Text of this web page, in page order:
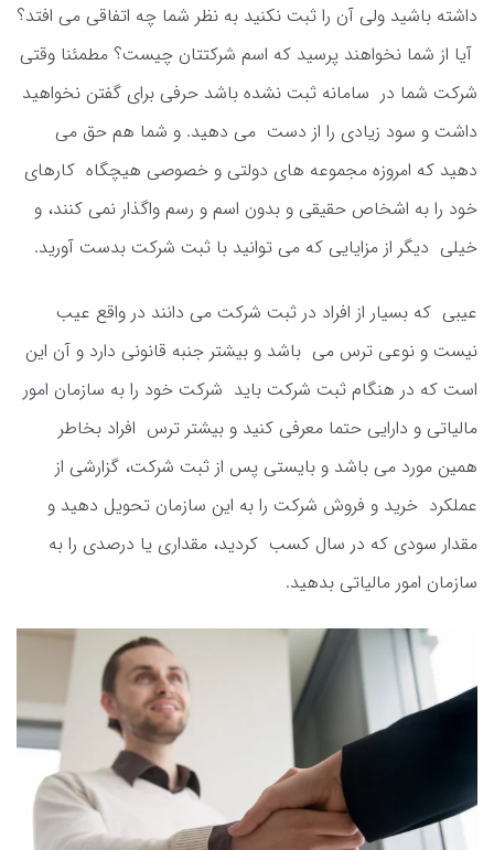
داشته باشید ولی آن را ثبت نکنید به نظر شما چه اتفاقی می افتد؟
آیا از شما نخواهند پرسید که اسم شرکتتان چیست؟ مطمئنا وقتی
شرکت شما در سامانه ثبت نشده باشد حرفی برای گفتن نخواهید
داشت و سود زیادی را از دست می دهید. و شما هم حق می
دهید که امروزه مجموعه های دولتی و خصوصی هیچگاه کارهای
خود را به اشخاص حقیقی و بدون اسم و رسم واگذار نمی کنند، و
خیلی دیگر از مزایایی که می توانید با ثبت شرکت بدست آورید.
عیبی که بسیار از افراد در ثبت شرکت می دانند در واقع عیب
نیست و نوعی ترس می باشد و بیشتر جنبه قانونی دارد و آن این
است که در هنگام ثبت شرکت باید شرکت خود را به سازمان امور
مالیاتی و دارایی حتما معرفی کنید و بیشتر ترس افراد بخاطر
همین مورد می باشد و بایستی پس از ثبت شرکت، گزارشی از
عملکرد خرید و فروش شرکت را به این سازمان تحویل دهید و
مقدار سودی که در سال کسب کردید، مقداری یا درصدی را به
سازمان امور مالیاتی بدهید.